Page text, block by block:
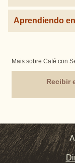
Aprendiendo
Mais sobre Café con
Recibir